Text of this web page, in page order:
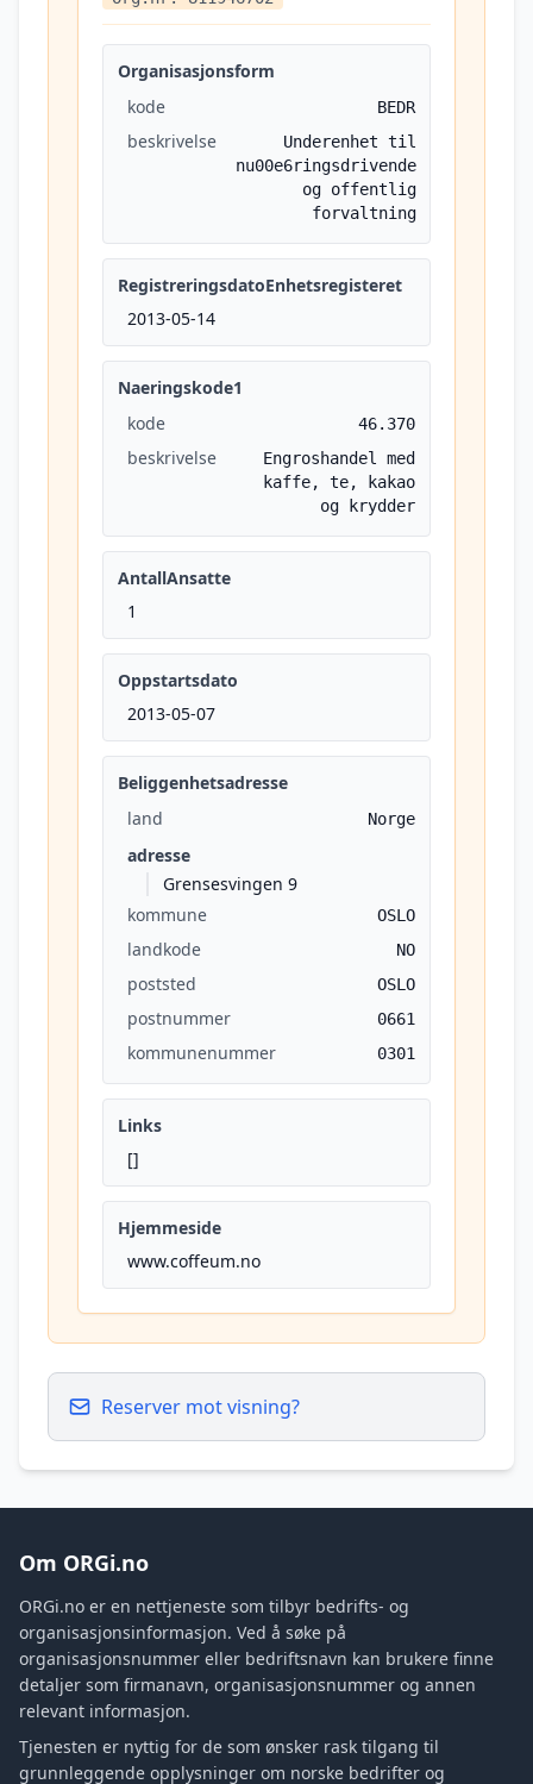
Organisasjonsform
kode
BEDR
beskrivelse
Underenhet til
nu00e6ringsdrivende
og offentlig
forvaltning
RegistreringsdatoEnhetsregisteret
2013-05-14
Naeringskode1
kode
46.370
beskrivelse
Engroshandel med
kaffe, te, kakao
og krydder
AntallAnsatte
1
Oppstartsdato
2013-05-07
Beliggenhetsadresse
land
Norge
adresse
Grensesvingen 9
kommune
OSLO
landkode NO
poststed OSLO
postnummer 0661
kommunenummer 0301
Links
[]
Hjemmeside
www.coffeum.no
Reserver mot visning?
Om ORGi.no
ORGi.no er en nettjeneste som tilbyr bedrifts- og
organisasjonsinformasjon. Ved å søke på
organisasjonsnummer eller bedriftsnavn kan brukere finne
detaljer som firmanavn, organisasjonsnummer og annen
relevant informasjon.
Tjenesten er nyttig for de som ønsker rask tilgang til
grunnleggende opplysninger om norske bedrifter og